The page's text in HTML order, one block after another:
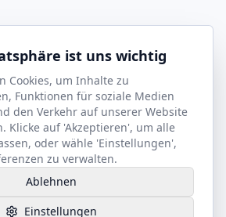
Rechtliches
Impressum
Datenschutz
AGB
ist uns wichtig
Cookies, um Inhalte zu
Funktionen für soziale Medien
den Verkehr auf unserer Website
Klicke auf 'Akzeptieren', um alle
oder wähle 'Einstellungen',
zu verwalten.
Ablehnen
Einstellungen
Hilfe benötigt?